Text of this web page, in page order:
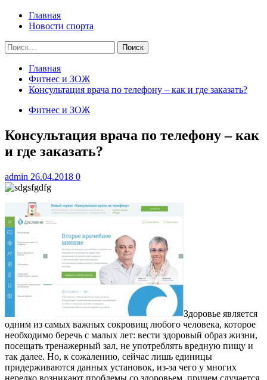
Главная
Новости спорта
Найти:
Главная
Фитнес и ЗОЖ
Консультация врача по телефону – как и где заказать?
Фитнес и ЗОЖ
Консультация врача по телефону – как
и где заказать?
admin 26.04.2018 0
Здоровье является
одним из самых важных сокровищ любого человека, которое
необходимо беречь с малых лет: вести здоровый образ жизни,
посещать тренажерный зал, не употреблять вредную пищу и
так далее. Но, к сожалению, сейчас лишь единицы
придерживаются данных установок, из-за чего у многих
нередко возникают проблемы со здоровьем, причем случается